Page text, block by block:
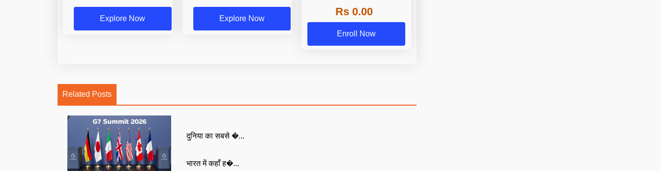
Explore Now Explore Now
Rs 0.00
Enroll Now
Related Posts
दुनिया का सबसे �...
भारत में कहाँ ह�...